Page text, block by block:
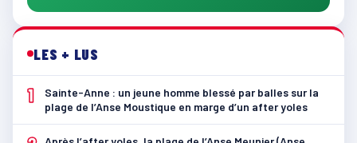
LES + LUS
1
Sainte-Anne : un jeune homme blessé par balles sur la
plage de l’Anse Moustique en marge d’un after yoles